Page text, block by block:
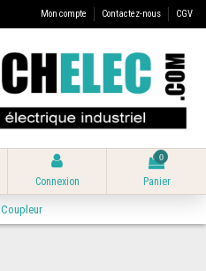
Mon compte Contactez-nous CGV
Connexion
0
Panier
Coupleur